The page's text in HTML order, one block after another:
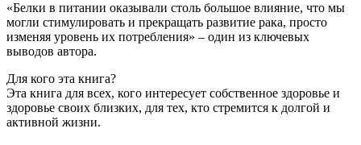
«Белки в питании оказывали столь большое влияние, что мы
могли стимулировать и прекращать развитие рака, просто
изменяя уровень их потребления» – один из ключевых
выводов автора.
Для кого эта книга?
Эта книга для всех, кого интересует собственное здоровье и
здоровье своих близких, для тех, кто стремится к долгой и
активной жизни.